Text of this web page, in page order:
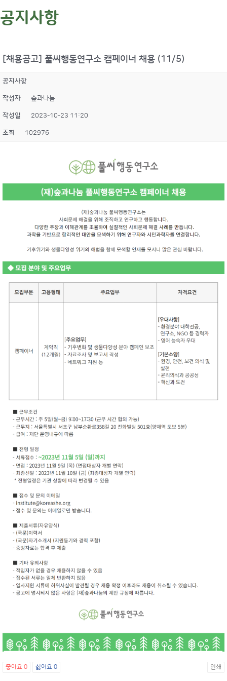
공지사항
[채용공고] 풀씨행동연구소 캠페이너 채용 (11/5)
공지사항
작성자 숲과나눔
작성일 2023-10-23 11:20
조회 102976
좋아요 0 싫어요 0 인쇄